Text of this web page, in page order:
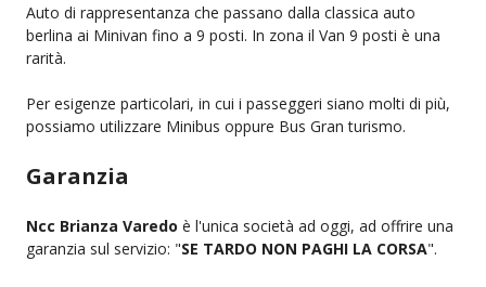
Auto di rappresentanza che passano dalla classica auto
berlina ai Minivan fino a 9 posti. In zona il Van 9 posti è una
rarità.
Per esigenze particolari, in cui i passeggeri siano molti di più,
possiamo utilizzare Minibus oppure Bus Gran turismo.
Garanzia
Ncc Brianza Varedo è l'unica società ad oggi, ad offrire una
garanzia sul servizio: "SE TARDO NON PAGHI LA CORSA".